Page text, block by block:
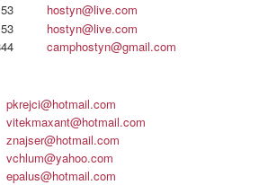
hostyn@live.com
hostyn@live.com
camphostyn@gmail.com
pkrejci@hotmail.com
vitekmaxant@hotmail.com
znajser@hotmail.com
vchlum@yahoo.com
epalus@hotmail.com